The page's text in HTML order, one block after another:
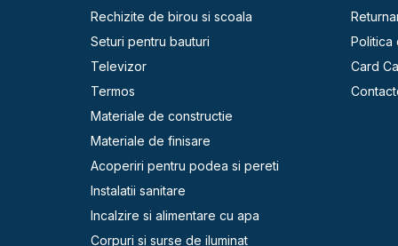
Rechizite de birou si scoala
Seturi pentru bauturi
Televizor
Termos
Materiale de constructie
Materiale de finisare
Acoperiri pentru podea si pereti
Instalatii sanitare
Incalzire si alimentare cu apa
Corpuri si surse de iluminat
Politica
Card